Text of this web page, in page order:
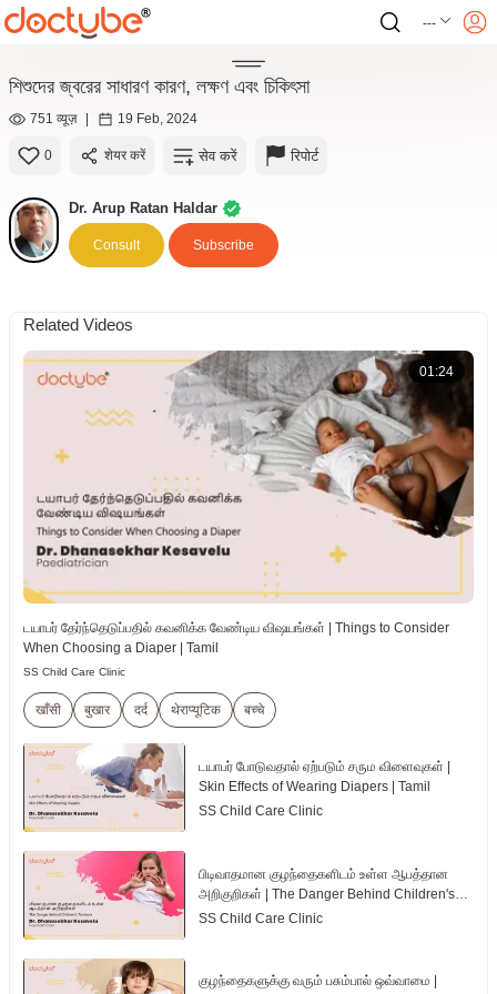
---
শিশুদের জ্বরের সাধারণ কারণ, লক্ষণ এবং চিকিৎসা
751 व्यूज़ | 19 Feb, 2024
0 शेयर करें सेव करें रिपोर्ट
Dr. Arup Ratan Haldar
Consult Subscribe
Related Videos
01:24
டயாபர் தேர்ந்தெடுப்பதில் கவனிக்க வேண்டிய விஷயங்கள் | Things to Consider
When Choosing a Diaper | Tamil
SS Child Care Clinic
खाँसी बुखार दर्द थेराप्यूटिक बच्चे
டயாபர் போடுவதால் ஏற்படும் சரும விளைவுகள் |
Skin Effects of Wearing Diapers | Tamil
SS Child Care Clinic
பிடிவாதமான குழந்தைகளிடம் உள்ள ஆபத்தான
அறிகுறிகள் | The Danger Behind Children's
Tantrum | Tamil
SS Child Care Clinic
குழந்தைகளுக்கு வரும் பசும்பால் ஒவ்வாமை |